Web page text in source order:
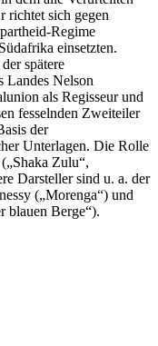
richtet sich gegen
Regime
einsetzten.
spätere
Landes Nelson
als Regisseur und
fesselnden Zweiteiler
der
Unterlagen. Die Rolle
Zulu“,
Darsteller sind u. a. der
(„Morenga“) und
blauen Berge“).